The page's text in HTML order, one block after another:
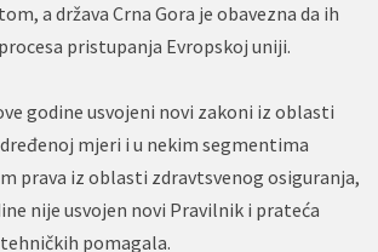
a država Crna Gora je obavezna da ih
pristupanja Evropskoj uniji.
godine usvojeni novi zakoni iz oblasti
mjeri i u nekim segmentima
prava iz oblasti zdravtsvenog osiguranja,
nije usvojen novi Pravilnik i prateća
pomagala.